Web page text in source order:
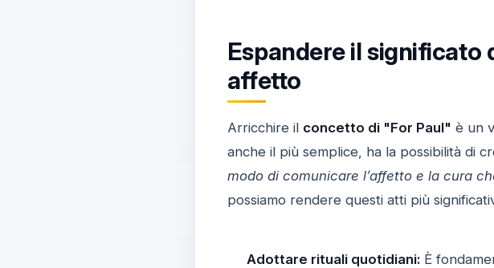
Espandere il significato
affetto
Arricchire il concetto di "For Paul" è un
anche il più semplice, ha la possibilità di
modo di comunicare l’affetto e la cura
possiamo rendere questi atti più
Adottare rituali quotidiani:È